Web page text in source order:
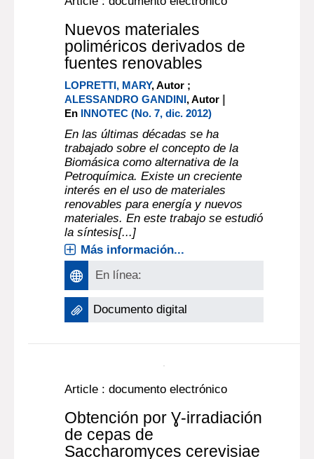
Nuevos materiales
poliméricos derivados de
fuentes renovables
LOPRETTI, MARY, Autor ;
ALESSANDRO GANDINI, Autor |
En INNOTEC (No. 7, dic. 2012)
En las últimas décadas se ha
trabajado sobre el concepto de la
Biomásica como alternativa de la
Petroquímica. Existe un creciente
interés en el uso de materiales
renovables para energía y nuevos
materiales. En este trabajo se estudió
la síntesis[...]
Más información...
En línea:
Documento digital
Article : documento electrónico